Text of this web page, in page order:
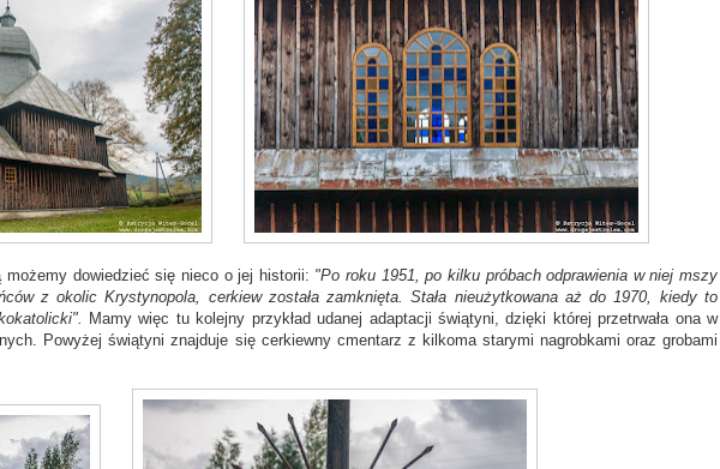
możemy dowiedzieć się nieco o jej historii: "Po roku 1951, po kilku próbach odprawienia w niej mszy
z okolic Krystynopola, cerkiew została zamknięta. Stała nieużytkowana aż do 1970, kiedy to
Mamy więc tu kolejny przykład udanej adaptacji świątyni, dzięki której przetrwała ona w
Powyżej świątyni znajduje się cerkiewny cmentarz z kilkoma starymi nagrobkami oraz grobami